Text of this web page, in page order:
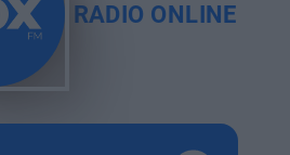
RADIO ONLINE